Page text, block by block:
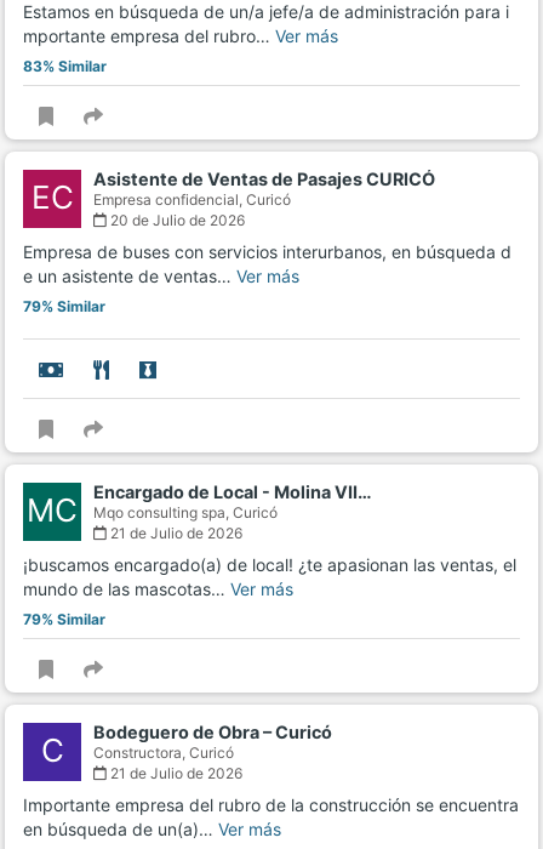
Estamos en búsqueda de un/a jefe/a de administración para i
mportante empresa del rubro… Ver más
83% Similar
EC Asistente de Ventas de Pasajes CURICÓ
Empresa confidencial, Curicó
20 de Julio de 2026
Empresa de buses con servicios interurbanos, en búsqueda d
e un asistente de ventas… Ver más
79% Similar
MC Encargado de Local - Molina VII…
Mqo consulting spa, Curicó
21 de Julio de 2026
¡buscamos encargado(a) de local! ¿te apasionan las ventas, el
mundo de las mascotas… Ver más
79% Similar
C Bodeguero de Obra – Curicó
Constructora, Curicó
21 de Julio de 2026
Importante empresa del rubro de la construcción se encuentra
en búsqueda de un(a)… Ver más